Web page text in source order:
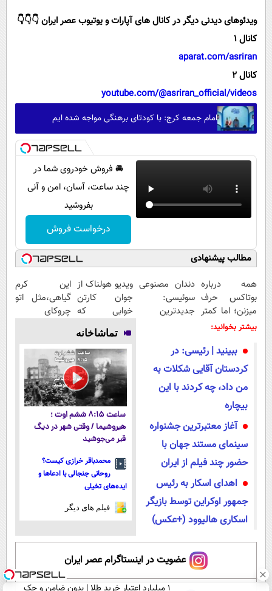
ویدئوهای دیدنی دیگر در کانال های آپارات و یوتیوب عصر ایران 👇👇👇
کانال 1
aparat.com/asriran
کانال 2
youtube.com/@asriran_official/videos
امام جمعه کرج: با کودتای برهنگی مواجه شده ایم
🚘 فروش خودروی شما در
چند ساعت، آسان، امن و آنی
بفروشید
درخواست فروش
مطالب پیشنهادی
همه درباره
بوتاکس حرف
میزنن؛ اما کمتر
کسی این راه رو
دندان مصنوعی
سوئیسی:
جدیدترین
پرداخت قسطی
ویدیو هولناک از
جوان کارتن
خوابی که
میلیاردر شد.
آموزش رایگان
این کرم
گیاهی،مثل اتو
چروکای
بیشتر بخوانید:
ببینید | رئیسی: در
کردستان آقایی شکلات به
من داد، چه کردند با این
بیچاره
آغاز معتبرترین جشنواره
سینمای مستند جهان با
حضور چند فیلم از ایران
اهدای اسکار به رئیس
جمهور اوکراین توسط بازیگر
اسکاری هالیوود (+عکس)
تماشاخانه
ساعت ۸:۱۵ ششم اوت ؛
هیروشیما / وقتی شهر در دیگ
قیر می‌جوشید
محمدباقر خرازی کیست؟
روحانی جنجالی با ادعاها و
ایده‌های تخیلی
فیلم های دیگر
عضویت در اینستاگرام عصر ایران